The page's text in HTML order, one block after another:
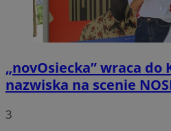
„novOsiecka” wraca do
nazwiska na scenie
3